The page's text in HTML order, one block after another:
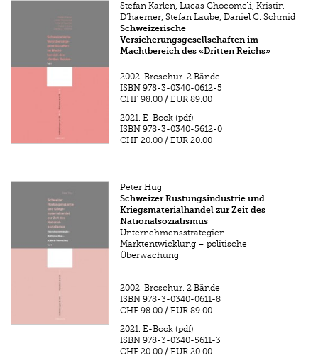
Stefan Karlen, Lucas Chocomeli, Kristin
D’haemer, Stefan Laube, Daniel C. Schmid
Schweizerische
Versicherungsgesellschaften im
Machtbereich des «Dritten Reichs»
2002. Broschur. 2 Bände
ISBN 978-3-0340-0612-5
CHF 98.00 /EUR 89.00
2021. E-Book (pdf)
ISBN 978-3-0340-5612-0
CHF 20.00 /EUR 20.00
Peter Hug
Schweizer Rüstungsindustrie und
Kriegsmaterialhandel zur Zeit des
Nationalsozialismus
Unternehmensstrategien –
Marktentwicklung – politische
Überwachung
2002. Broschur. 2 Bände
ISBN 978-3-0340-0611-8
CHF 98.00 /EUR 89.00
2021. E-Book (pdf)
ISBN 978-3-0340-5611-3
CHF 20.00 /EUR 20.00